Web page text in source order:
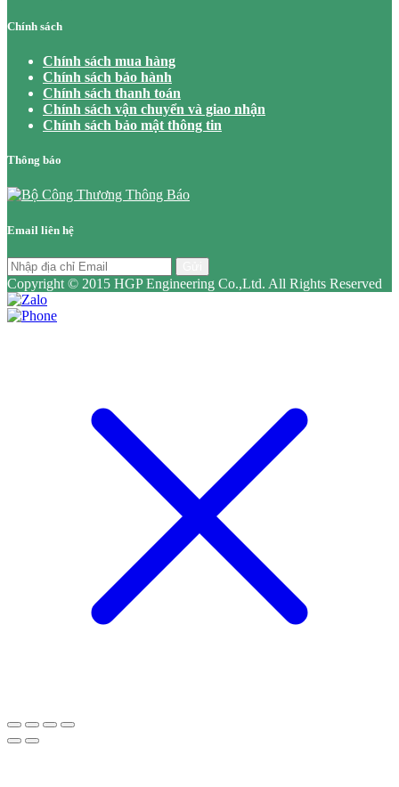
Chính sách
Chính sách mua hàng
Chính sách bảo hành
Chính sách thanh toán
Chính sách vận chuyển và giao nhận
Chính sách bảo mật thông tin
Thông báo
Email liên hệ
Copyright © 2015 HGP Engineering Co.,Ltd. All Rights Reserved